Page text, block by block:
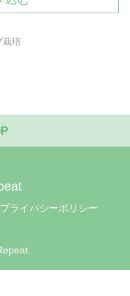
栽培
プライバシーポリシー